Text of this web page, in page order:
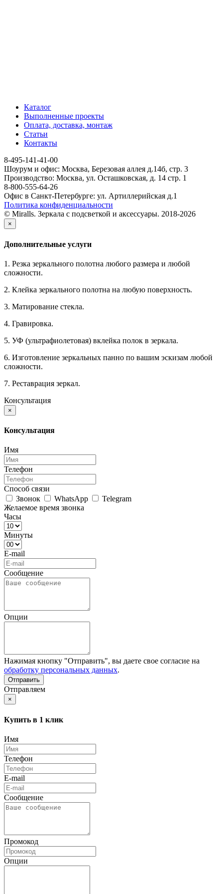
Каталог
Выполненные проекты
Оплата, доставка, монтаж
Статьи
Контакты
8-495-141-41-00
Шоурум и офис: Москва, Березовая аллея д.14б, стр. 3
Производство: Москва, ул. Осташковская, д. 14 стр. 1
8-800-555-64-26
Офис в Санкт-Петербурге: ул. Артиллерийская д.1
Политика конфиденциальности
© Miralls. Зеркала с подсветкой и аксессуары. 2018-2026
×
Дополнительные услуги
1. Резка зеркального полотна любого размера и любой
сложности.
2. Клейка зеркального полотна на любую поверхность.
3. Матирование стекла.
4. Гравировка.
5. УФ (ультрафиолетовая) вклейка полок в зеркала.
6. Изготовление зеркальных панно по вашим эскизам любой
сложности.
7. Реставрация зеркал.
Консультация
×
Консультация
Имя
Телефон
Способ связи
Звонок
WhatsApp
Telegram
Желаемое время звонка
Часы
Минуты
E-mail
Сообщение
Опции
Нажимая кнопку "Отправить", вы даете свое согласие на
обработку персональных данных.
Отправляем
×
Купить в 1 клик
Имя
Телефон
E-mail
Сообщение
Промокод
Опции